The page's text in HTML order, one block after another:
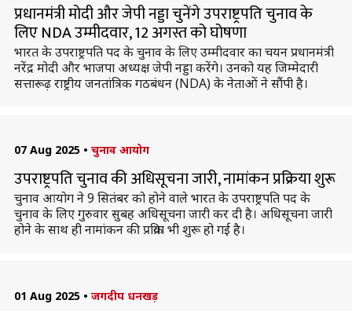
प्रधानमंत्री मोदी और जेपी नड्डा चुनेंगे उपराष्ट्रपति चुनाव के
लिए NDA उम्मीदवार, 12 अगस्त को घोषणा
भारत के उपराष्ट्रपति पद के चुनाव के लिए उम्मीदवार का चयन प्रधानमंत्री
नरेंद्र मोदी और भाजपा अध्यक्ष जेपी नड्डा करेंगे। उनको यह जिम्मेदारी
सत्तारूढ़ राष्ट्रीय जनतांत्रिक गठबंधन (NDA) के नेताओं ने सौंपी है।
07 Aug 2025 • चुनाव आयोग
उपराष्ट्रपति चुनाव की अधिसूचना जारी, नामांकन प्रक्रिया शुरू
चुनाव आयोग ने 9 सितंबर को होने वाले भारत के उपराष्ट्रपति पद के
चुनाव के लिए गुरुवार सुबह अधिसूचना जारी कर दी है। अधिसूचना जारी
होने के साथ ही नामांकन की प्रक्रिया भी शुरू हो गई है।
01 Aug 2025 • जगदीप धनखड़